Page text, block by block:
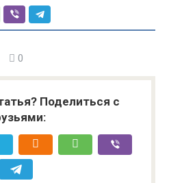
0
Поделиться с